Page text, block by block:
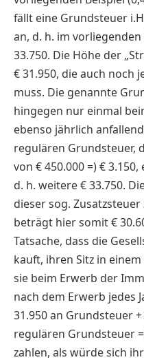
fällt eine Grundsteuer
an, d. h. im vorliegenden
33.750. Die Höhe der
€ 31.950, die auch noch
muss. Die genannte
hingegen nur einmal
ebenso jährlich
regulären Grundsteuer,
von € 450.000 =) €
d. h. weitere € 33.750.
dieser sog.
beträgt hier somit €
Tatsache, dass die
kauft, ihren Sitz in
sie beim Erwerb der
nach dem Erwerb jedes
31.950 an Grundsteuer
regulären Grundsteuer
zahlen, als würde sich